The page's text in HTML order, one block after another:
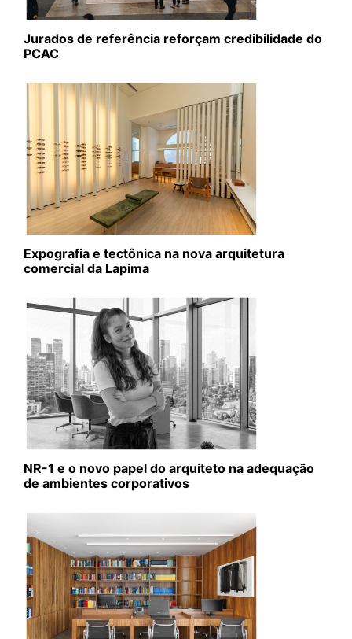
Jurados de referência reforçam credibilidade do
PCAC
Expografia e tectônica na nova arquitetura
comercial da Lapima
NR-1 e o novo papel do arquiteto na adequação
de ambientes corporativos